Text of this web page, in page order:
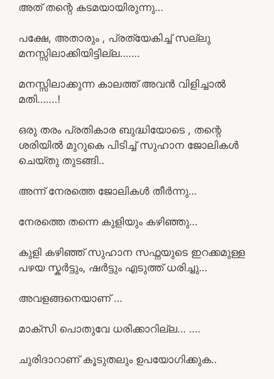
അത് തന്റെ കടമയായിരുന്നു…
പക്ഷേ, അതാരും , പ്രത്യേകിച്ച് സല്ലു
മനസ്സിലാക്കിയിട്ടില്ല…….
മനസ്സിലാക്കുന്ന കാലത്ത് അവൻ വിളിച്ചാൽ
മതി…….!
ഒരു തരം പ്രതികാര ബുദ്ധിയോടെ , തന്റെ
ശരിയിൽ മുറുകെ പിടിച്ച് സുഹാന ജോലികൾ
ചെയ്തു തുടങ്ങി..
അന്ന് നേരത്തെ ജോലികൾ തീർന്നു…
നേരത്തെ തന്നെ കുളിയും കഴിഞ്ഞു…
കുളി കഴിഞ്ഞ് സുഹാന സഫ്നയുടെ ഇറക്കമുള്ള
പഴയ സ്കർട്ടും, ഷർട്ടും എടുത്ത് ധരിച്ചു…
അവളങ്ങനെയാണ് …
മാക്സി പൊതുവേ ധരിക്കാറില്ല… ….
ചുരിദാറാണ് കൂടുതലും ഉപയോഗിക്കുക..